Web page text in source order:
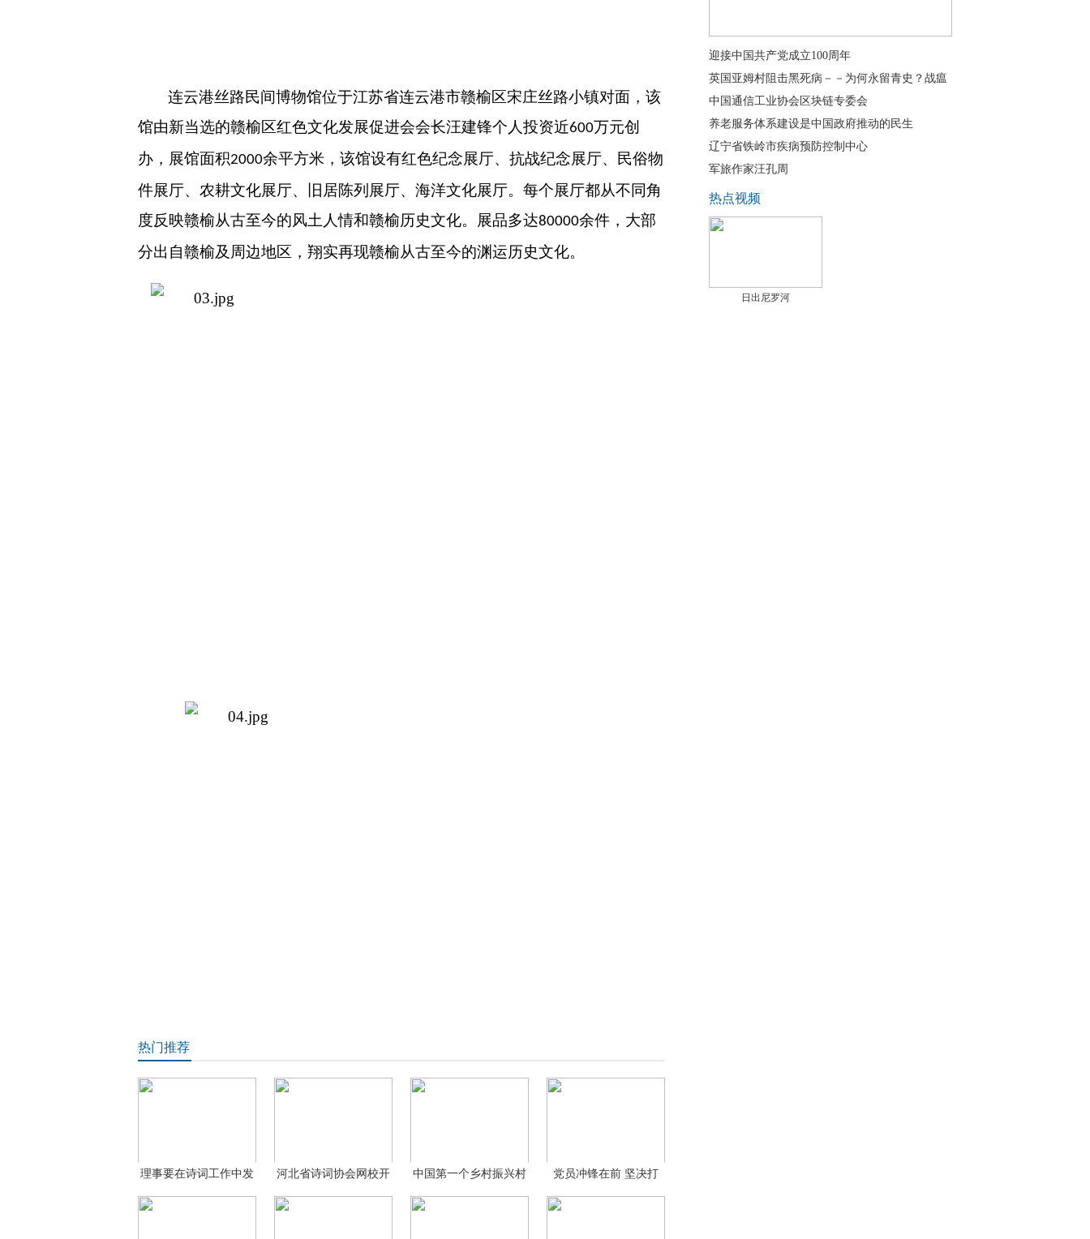
连云港丝路民间博物馆位于江苏省连云港市赣榆区宋庄丝路小镇对面，该
馆由新当选的赣榆区红色文化发展促进会会长汪建锋个人投资近600万元创
办，展馆面积2000余平方米，该馆设有红色纪念展厅、抗战纪念展厅、民俗物
件展厅、农耕文化展厅、旧居陈列展厅、海洋文化展厅。每个展厅都从不同角
度反映赣榆从古至今的风土人情和赣榆历史文化。展品多达80000余件，大部
分出自赣榆及周边地区，翔实再现赣榆从古至今的渊运历史文化。
热门推荐
理事要在诗词工作中发
挥
河北省诗词协会网校开
讲
中国第一个乡村振兴村
集
党员冲锋在前 坚决打
赢
迎接中国共产党成立100周年
英国亚姆村阻击黑死病－－为何永留青史？战瘟
中国通信工业协会区块链专委会
养老服务体系建设是中国政府推动的民生
辽宁省铁岭市疾病预防控制中心
军旅作家汪孔周
热点视频
日出尼罗河